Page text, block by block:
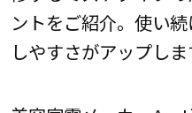
ントをご紹介。使い
しやすさがアップしま